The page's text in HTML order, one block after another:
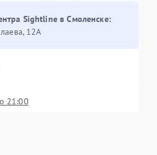
Sightline в Смоленске:
12А
21:00